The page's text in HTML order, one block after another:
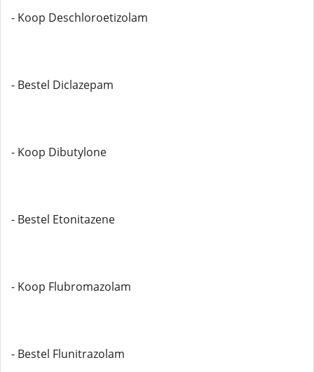
- Koop Deschloroetizolam
- Bestel Diclazepam
- Koop Dibutylone
- Bestel Etonitazene
- Koop Flubromazolam
- Bestel Flunitrazolam